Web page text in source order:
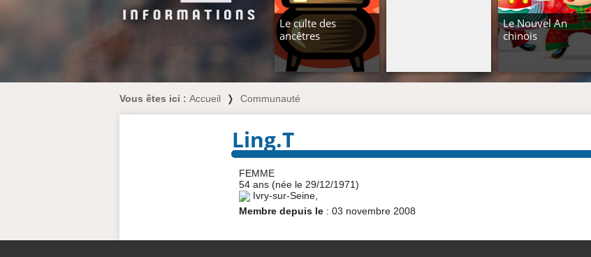
Cuisine +50 Outils
Le culte des
ancêtres
Le Nouvel An
chinois
Vous êtes ici : Accueil ❭ Communauté
Ling.T
FEMME
54 ans (née le 29/12/1971)
Ivry-sur-Seine,
Membre depuis le : 03 novembre 2008